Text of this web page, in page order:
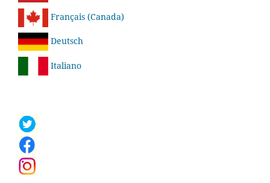
Français (Canada)
Deutsch
Italiano